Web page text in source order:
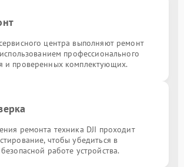
центра выполняют ремонт
профессионального
и проверенных комплектующих.
ремонта техника DJI проходит
чтобы убедиться в
работе устройства.